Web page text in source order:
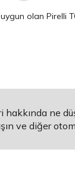
uygun olanPirelli
hakkında ne
ve diğer